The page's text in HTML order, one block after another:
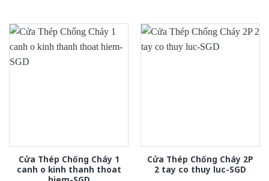
Cửa Thép Chống Cháy 1
canh o kinh thanh thoat
Cửa Thép Chống Cháy 2P
2 tay co thuy luc-SGD